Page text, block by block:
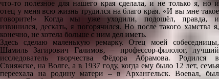
что-то полезное для нашего края сделала, и не только я, но и
отец у меня всю жизнь трудился на благо края. «И вы мне такое
говорите!» Когда мы уже уходили, подошёл, правда, и
извинился, дескать, я погорячился. Но после такого хамства я,
конечно, не хотела больше с ним дел иметь.
Здесь сделаю маленькую ремарку. Отец моей собеседницы,
Шамиль Загирович Галимов, – профессор-филолог, лучший
исследователь творчества Фёдора Абрамова. Родился в
Свияжске, на Волге, а в 1937 году, когда ему было 12 лет, семья
переехала на родину матери – в Архангельск. Воевал, был